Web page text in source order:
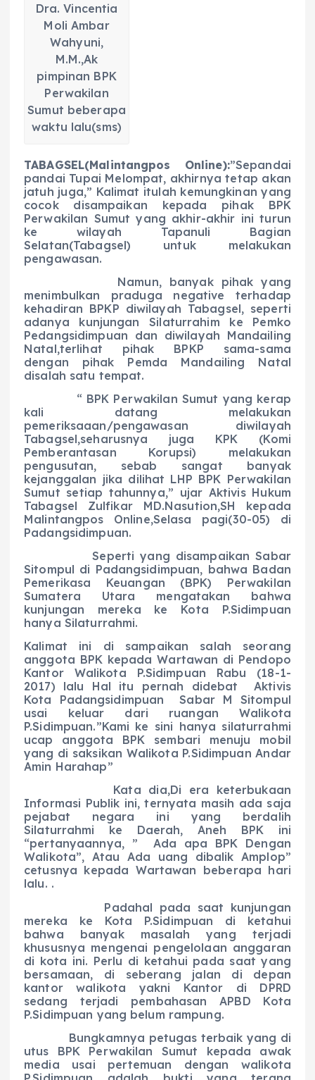
Dra. Vincentia
Moli Ambar
Wahyuni,
M.M.,Ak
pimpinan BPK
Perwakilan
Sumut beberapa
waktu lalu(sms)
TABAGSEL(Malintangpos Online):”Sepandai
pandai Tupai Melompat, akhirnya tetap akan
jatuh juga,” Kalimat itulah kemungkinan yang
cocok disampaikan kepada pihak BPK
Perwakilan Sumut yang akhir-akhir ini turun
ke wilayah Tapanuli Bagian
Selatan(Tabagsel) untuk melakukan
pengawasan.
Namun, banyak pihak yang
menimbulkan praduga negative terhadap
kehadiran BPKP diwilayah Tabagsel, seperti
adanya kunjungan Silaturrahim ke Pemko
Pedangsidimpuan dan diwilayah Mandailing
Natal,terlihat pihak BPKP sama-sama
dengan pihak Pemda Mandailing Natal
disalah satu tempat.
“ BPK Perwakilan Sumut yang kerap
kali datang melakukan
pemeriksaaan/pengawasan diwilayah
Tabagsel,seharusnya juga KPK (Komi
Pemberantasan Korupsi) melakukan
pengusutan, sebab sangat banyak
kejanggalan jika dilihat LHP BPK Perwakilan
Sumut setiap tahunnya,” ujar Aktivis Hukum
Tabagsel Zulfikar MD.Nasution,SH kepada
Malintangpos Online,Selasa pagi(30-05) di
Padangsidimpuan.
Seperti yang disampaikan Sabar
Sitompul di Padangsidimpuan, bahwa Badan
Pemerikasa Keuangan (BPK) Perwakilan
Sumatera Utara mengatakan bahwa
kunjungan mereka ke Kota P.Sidimpuan
hanya Silaturrahmi.
Kalimat ini di sampaikan salah seorang
anggota BPK kepada Wartawan di Pendopo
Kantor Walikota P.Sidimpuan Rabu (18-1-
2017) lalu Hal itu pernah didebat Aktivis
Kota Padangsidimpuan Sabar M Sitompul
usai keluar dari ruangan Walikota
P.Sidimpuan.”Kami ke sini hanya silaturrahmi
ucap anggota BPK sembari menuju mobil
yang di saksikan Walikota P.Sidimpuan Andar
Amin Harahap”
Kata dia,Di era keterbukaan
Informasi Publik ini, ternyata masih ada saja
pejabat negara ini yang berdalih
Silaturrahmi ke Daerah, Aneh BPK ini
“pertanyaannya, ” Ada apa BPK Dengan
Walikota”, Atau Ada uang dibalik Amplop”
cetusnya kepada Wartawan beberapa hari
lalu. .
Padahal pada saat kunjungan
mereka ke Kota P.Sidimpuan di ketahui
bahwa banyak masalah yang terjadi
khususnya mengenai pengelolaan anggaran
di kota ini. Perlu di ketahui pada saat yang
bersamaan, di seberang jalan di depan
kantor walikota yakni Kantor di DPRD
sedang terjadi pembahasan APBD Kota
P.Sidimpuan yang belum rampung.
Bungkamnya petugas terbaik yang di
utus BPK Perwakilan Sumut kepada awak
media usai pertemuan dengan walikota